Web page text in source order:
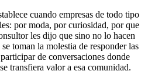
cuando empresas de todo tipo
por moda, por curiosidad, por que
les dijo que sino no lo hacen
toman la molestia de responder las
de conversaciones donde
transfiera valor a esa comunidad.